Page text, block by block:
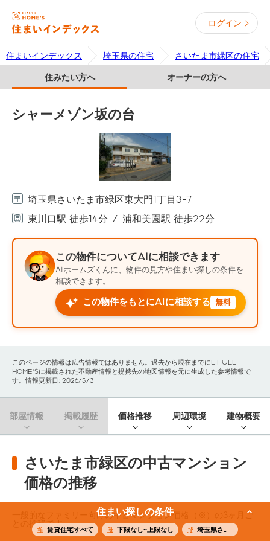
ログイン
住まいインデックス 埼玉県の住宅 さいたま市緑区の住宅
住みたい方へ オーナーの方へ
住まい探しの条件
賃貸住宅すべて 下限なし~上限なし 埼玉県さいたま市緑区
シャーメゾン坂の台
埼玉県さいたま市緑区東大門1丁目3-7
東川口駅 徒歩14分
浦和美園駅 徒歩22分
この物件についてAIに相談できます
AIホームズくんに、物件の見方や住まい探しの条件を
相談できます。
この物件をもとにAIに相談する 無料
このページの情報は広告情報ではありません。過去から現在までにLIFULL
HOME'Sに掲載された不動産情報と提携先の地図情報を元に生成した参考情報で
す。情報更新日: 2026/5/3
部屋情報 掲載履歴 価格推移 周辺環境 建物概要
さいたま市緑区の中古マンション
価格の推移
一般的なファミリー向けの中古マンション価格（※）の3ヶ月ご
との推移です。